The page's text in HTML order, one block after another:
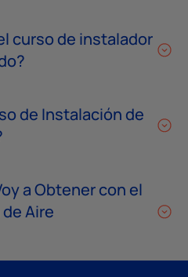
curso de instalador
de Instalación de
a Obtener con el
Aire